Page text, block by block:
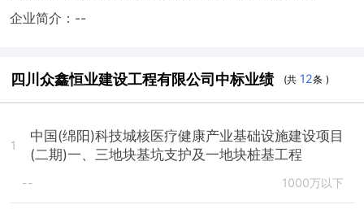
企业简介：--
四川众鑫恒业建设工程有限公司中标业绩 (共 12条 )
1
中国(绵阳)科技城核医疗健康产业基础设施建设项目
(二期)一、三地块基坑支护及一地块桩基工程
-- 1000万以下